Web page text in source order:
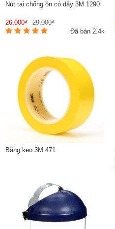
Nút tai chống ồn có dây 3M 1290
26,000₫
29,000₫
Đã bán 2.4k
Băng keo 3M 471